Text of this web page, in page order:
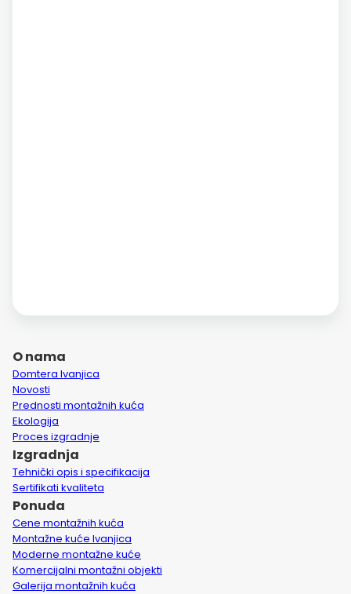
O nama
Domtera Ivanjica
Novosti
Prednosti montažnih kuća
Ekologija
Proces izgradnje
Izgradnja
Tehnički opis i specifikacija
Sertifikati kvaliteta
Ponuda
Cene montažnih kuća
Montažne kuće Ivanjica
Moderne montažne kuće
Komercijalni montažni objekti
Galerija montažnih kuća